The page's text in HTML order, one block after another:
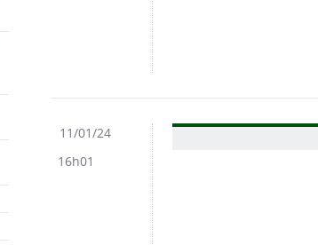
11/01/24
16h01